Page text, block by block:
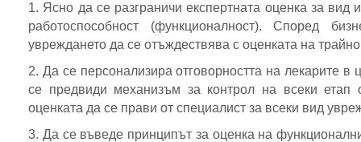
1. Ясно да се разграничи експертната оценка за вид
работоспособност (функционалност). Според
увреждането да се отъждествява с оценката на
2. Да се персонализира отговорността на лекарите в
се предвиди механизъм за контрол на всеки етап
оценката да се прави от специалист за всеки вид
3. Да се въведе принципът за оценка на